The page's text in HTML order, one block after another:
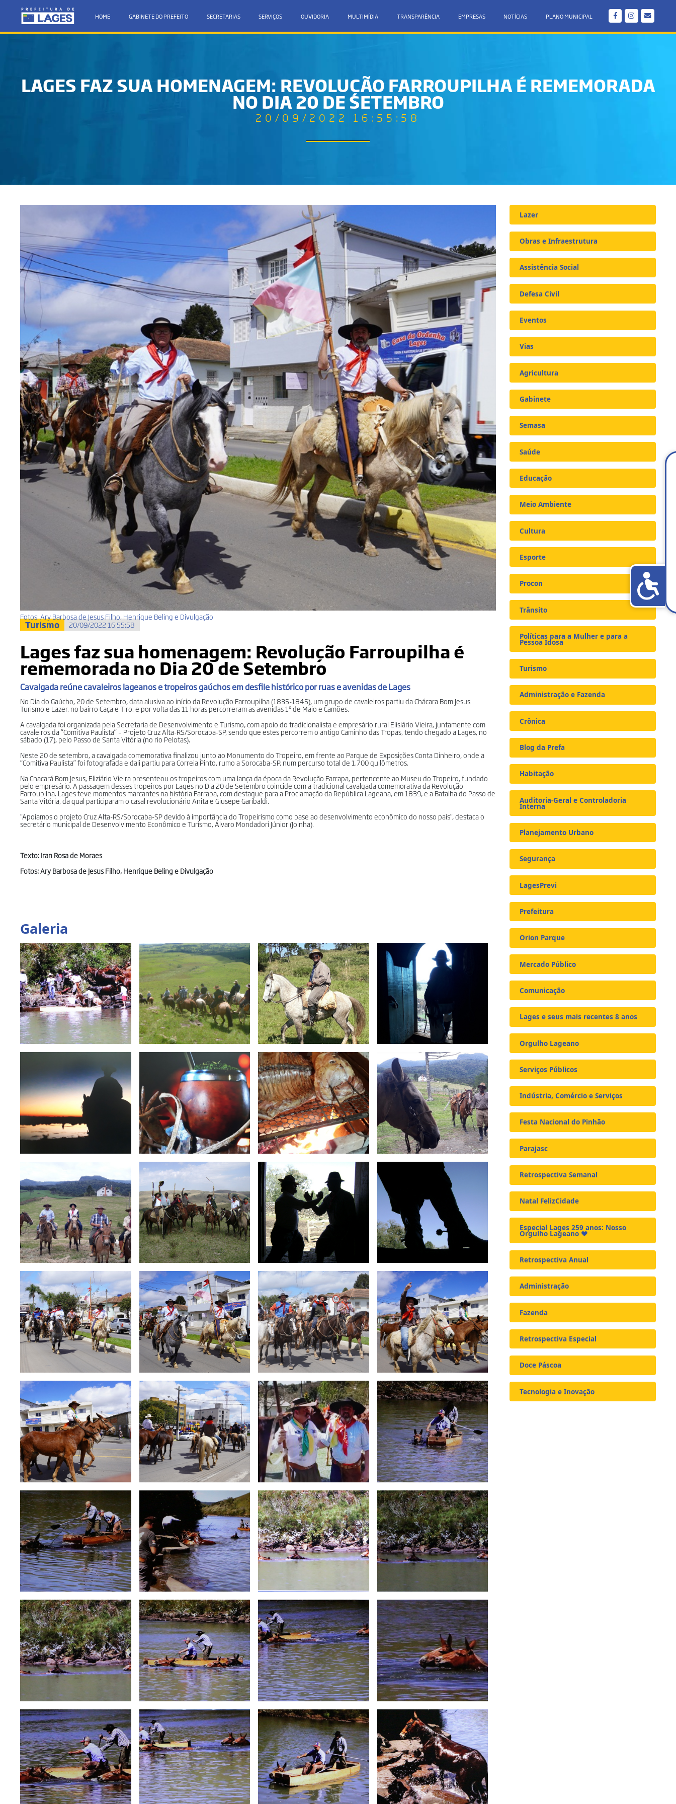
HOME GABINETE DO PREFEITO SECRETARIAS SERVIÇOS OUVIDORIA MULTIMÍDIA TRANSPARÊNCIA EMPRESAS NOTÍCIAS PLANO MUNICIPAL
LAGES FAZ SUA HOMENAGEM: REVOLUÇÃO FARROUPILHA É REMEMORADA
NO DIA 20 DE SETEMBRO
20/09/2022 16:55:58
Fotos: Ary Barbosa de Jesus Filho, Henrique Beling e Divulgação
Turismo 20/09/2022 16:55:58
Lages faz sua homenagem: Revolução Farroupilha é
rememorada no Dia 20 de Setembro
Cavalgada reúne cavaleiros lageanos e tropeiros gaúchos em desfile histórico por ruas e avenidas de Lages
No Dia do Gaúcho, 20 de Setembro, data alusiva ao início da Revolução Farroupilha (1835-1845), um grupo de cavaleiros partiu da Chácara Bom Jesus
Turismo e Lazer, no bairro Caça e Tiro, e por volta das 11 horas percorreram as avenidas 1º de Maio e Camões.
A cavalgada foi organizada pela Secretaria de Desenvolvimento e Turismo, com apoio do tradicionalista e empresário rural Elisiário Vieira, juntamente com
cavaleiros da “Comitiva Paulista” – Projeto Cruz Alta-RS/Sorocaba-SP, sendo que estes percorrem o antigo Caminho das Tropas, tendo chegado a Lages, no
sábado (17), pelo Passo de Santa Vitória (no rio Pelotas).
Neste 20 de setembro, a cavalgada comemorativa finalizou junto ao Monumento do Tropeiro, em frente ao Parque de Exposições Conta Dinheiro, onde a
“Comitiva Paulista” foi fotografada e dali partiu para Correia Pinto, rumo a Sorocaba-SP, num percurso total de 1.700 quilômetros.
Na Chacará Bom Jesus, Eliziário Vieira presenteou os tropeiros com uma lança da época da Revolução Farrapa, pertencente ao Museu do Tropeiro, fundado
pelo empresário. A passagem desses tropeiros por Lages no Dia 20 de Setembro coincide com a tradicional cavalgada comemorativa da Revolução
Farroupilha. Lages teve momentos marcantes na história Farrapa, com destaque para a Proclamação da República Lageana, em 1839, e a Batalha do Passo de
Santa Vitória, da qual participaram o casal revolucionário Anita e Giusepe Garibaldi.
“Apoiamos o projeto Cruz Alta-RS/Sorocaba-SP devido à importância do Tropeirismo como base ao desenvolvimento econômico do nosso país”, destaca o
secretário municipal de Desenvolvimento Econômico e Turismo, Álvaro Mondadori Júnior (Joinha).
Texto: Iran Rosa de Moraes
Fotos: Ary Barbosa de Jesus Filho, Henrique Beling e Divulgação
Galeria
Lazer
Obras e Infraestrutura
Assistência Social
Defesa Civil
Eventos
Vias
Agricultura
Gabinete
Semasa
Saúde
Educação
Meio Ambiente
Cultura
Esporte
Procon
Trânsito
Políticas para a Mulher e para a
Pessoa Idosa
Turismo
Administração e Fazenda
Crônica
Blog da Prefa
Habitação
Auditoria-Geral e Controladoria
Interna
Planejamento Urbano
Segurança
LagesPrevi
Prefeitura
Orion Parque
Mercado Público
Comunicação
Lages e seus mais recentes 8 anos
Orgulho Lageano
Serviços Públicos
Indústria, Comércio e Serviços
Festa Nacional do Pinhão
Parajasc
Retrospectiva Semanal
Natal FelizCidade
Especial Lages 259 anos: Nosso
Orgulho Lageano ❤️
Retrospectiva Anual
Administração
Fazenda
Retrospectiva Especial
Doce Páscoa
Tecnologia e Inovação